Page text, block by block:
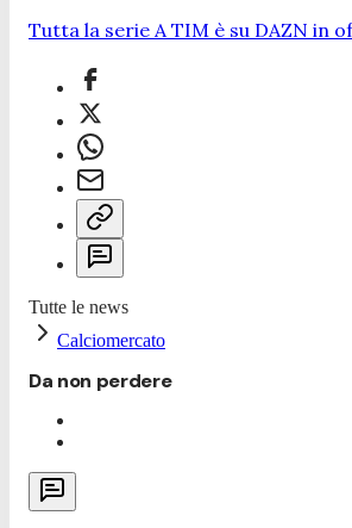
Tutta la serie A TIM è su DAZN in
Tutte le news
Calciomercato
Da non perdere